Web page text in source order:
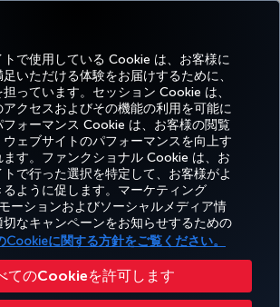
で使用している Cookie は、お客様に
いただける体験をお届けするために、
っています。セッション Cookie は、
クセスおよびその機能の利用を可能に
ォーマンス Cookie は、お客様の閲覧
ェブサイトのパフォーマンスを向上す
す。ファンクショナル Cookie は、お
で行った選択を特定して、お客様がよ
るように促します。マーケティング
ーションおよびソーシャルメディア情
なキャンペーンをお知らせするための
Cookieに関する方針をご覧ください。
てのCookieを許可します
Instagram
YouTubeLinkedIn
TiktokブログPinterest
情
目的
地
ヘ
ル
プ
Miles&Smiles
Corporate
Club
シーポリシーおよびCookieポリシー 法律上のお知らせ
定の変更 US DOT（米国運輸省）カスタマーサービスプラン